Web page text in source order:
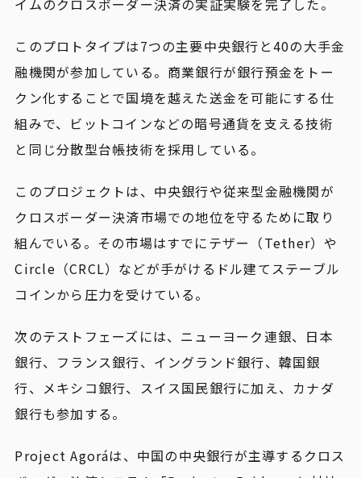
イムのクロスボーダー決済の実証実験を完了した。
このプロトタイプは7つの主要中央銀行と40の大手金
融機関が参加している。商業銀行が銀行預金をトー
クン化することで国境を越えた送金を可能にする仕
組みで、ビットコインなどの暗号通貨を支える技術
と同じ分散型台帳技術を採用している。
このプロジェクトは、中央銀行や従来型金融機関が
クロスボーダー決済市場での地位を守るために取り
組んでいる。その市場はすでにテザー（Tether）や
Circle（CRCL）などが手がけるドル建てステーブル
コインから圧力を受けている。
次のテストフェーズには、ニューヨーク連銀、日本
銀行、フランス銀行、イングランド銀行、韓国銀
行、メキシコ銀行、スイス国民銀行に加え、カナダ
銀行も参加する。
Project Agoráは、中国の中央銀行が主導するクロス